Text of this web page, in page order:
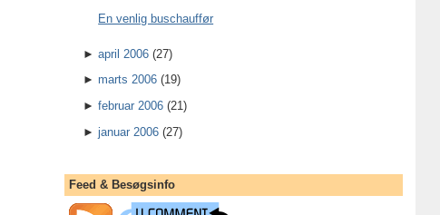
En venlig buschauffør
►april 2006 (27)
►marts 2006 (19)
►februar 2006 (21)
►januar 2006 (27)
Feed & Besøgsinfo